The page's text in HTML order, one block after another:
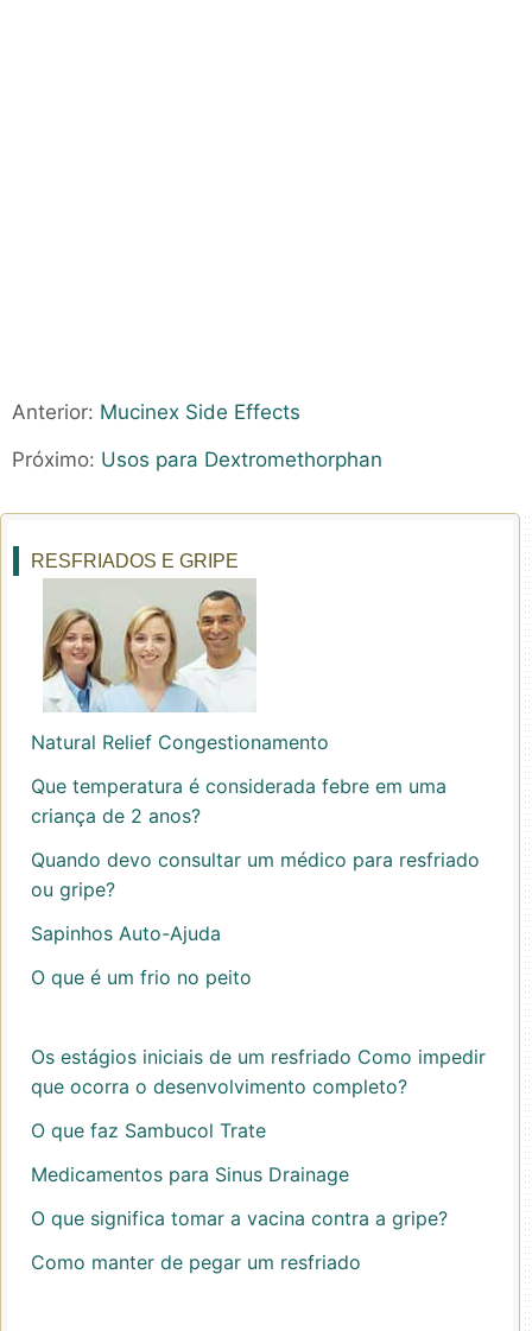
Anterior: Mucinex Side Effects
Próximo: Usos para Dextromethorphan
RESFRIADOS E GRIPE
Natural Relief Congestionamento
Que temperatura é considerada febre em uma
criança de 2 anos?
Quando devo consultar um médico para resfriado
ou gripe?
Sapinhos Auto-Ajuda
O que é um frio no peito
Os estágios iniciais de um resfriado Como impedir
que ocorra o desenvolvimento completo?
O que faz Sambucol Trate
Medicamentos para Sinus Drainage
O que significa tomar a vacina contra a gripe?
Como manter de pegar um resfriado